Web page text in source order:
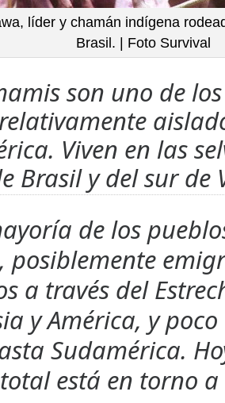
líder y chamán indígena
Brasil. | Foto Survival
son uno de
Viven en las
Brasil y del sur de
de los
posiblemente
a través del
y América, y
Sudamérica.
está en torno a